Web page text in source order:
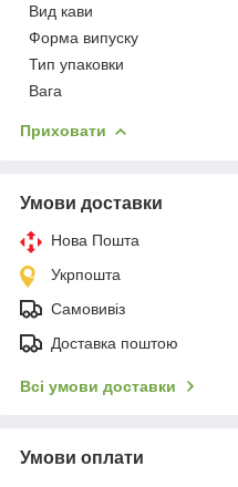
Вид кави
Форма випуску
Тип упаковки
Вага
Приховати
Умови доставки
Нова Пошта
Укрпошта
Самовивіз
Доставка поштою
Всі умови доставки
Умови оплати